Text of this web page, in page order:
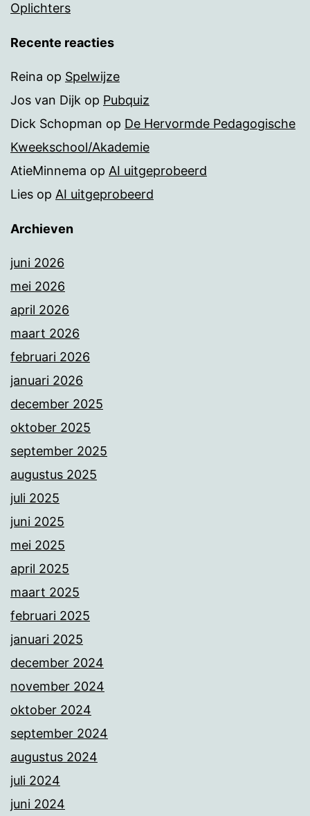
Oplichters
Recente reacties
Reina op Spelwijze
Jos van Dijk op Pubquiz
Dick Schopman op De Hervormde Pedagogische
Kweekschool/Akademie
AtieMinnema op AI uitgeprobeerd
Lies op AI uitgeprobeerd
Archieven
juni 2026
mei 2026
april 2026
maart 2026
februari 2026
januari 2026
december 2025
oktober 2025
september 2025
augustus 2025
juli 2025
juni 2025
mei 2025
april 2025
maart 2025
februari 2025
januari 2025
december 2024
november 2024
oktober 2024
september 2024
augustus 2024
juli 2024
juni 2024